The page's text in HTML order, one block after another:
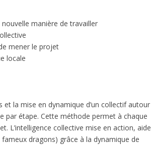
manière de travailler
mener le projet
locale
la mise en dynamique d’un collectif autour
par étape. Cette méthode permet à chaque
L’intelligence collective mise en action, aide
dragons) grâce à la dynamique de